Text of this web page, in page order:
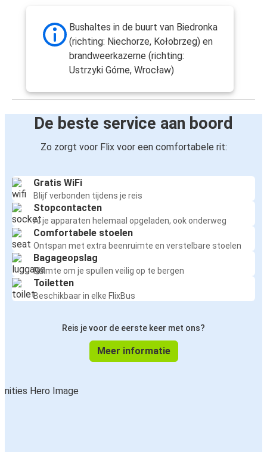
Bushaltes in de buurt van Biedronka
(richting: Niechorze, Kołobrzeg) en
brandweerkazerne (richting:
Ustrzyki Górne, Wrocław)
De beste service aan boord
Zo zorgt voor Flix voor een comfortabele rit:
Gratis WiFi
Blijf verbonden tijdens je reis
Stopcontacten
Al je apparaten helemaal opgeladen, ook onderweg
Comfortabele stoelen
Ontspan met extra beenruimte en verstelbare stoelen
Bagageopslag
Ruimte om je spullen veilig op te bergen
Toiletten
Beschikbaar in elke FlixBus
Reis je voor de eerste keer met ons?
Meer informatie